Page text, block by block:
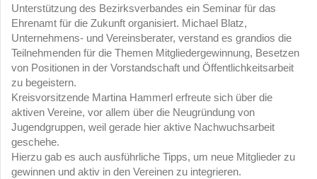
Unterstützung des Bezirksverbandes ein Seminar für das
Ehrenamt für die Zukunft organisiert. Michael Blatz,
Unternehmens- und Vereinsberater, verstand es grandios die
Teilnehmenden für die Themen Mitgliedergewinnung, Besetzen
von Positionen in der Vorstandschaft und Öffentlichkeitsarbeit
zu begeistern.
Kreisvorsitzende Martina Hammerl erfreute sich über die
aktiven Vereine, vor allem über die Neugründung von
Jugendgruppen, weil gerade hier aktive Nachwuchsarbeit
geschehe.
Hierzu gab es auch ausführliche Tipps, um neue Mitglieder zu
gewinnen und aktiv in den Vereinen zu integrieren.